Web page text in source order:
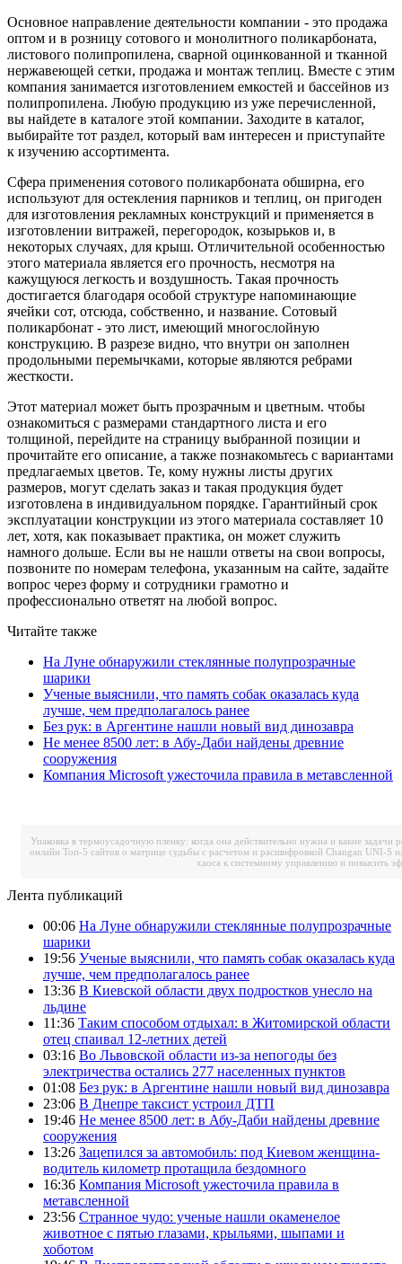
Основное направление деятельности компании - это продажа
оптом и в розницу сотового и монолитного поликарбоната,
листового полипропилена, сварной оцинкованной и тканной
нержавеющей сетки, продажа и монтаж теплиц. Вместе с этим
компания занимается изготовлением емкостей и бассейнов из
полипропилена. Любую продукцию из уже перечисленной,
вы найдете в каталоге этой компании. Заходите в каталог,
выбирайте тот раздел, который вам интересен и приступайте
к изучению ассортимента.
Сфера применения сотового поликарбоната обширна, его
используют для остекления парников и теплиц, он пригоден
для изготовления рекламных конструкций и применяется в
изготовлении витражей, перегородок, козырьков и, в
некоторых случаях, для крыш. Отличительной особенностью
этого материала является его прочность, несмотря на
кажущуюся легкость и воздушность. Такая прочность
достигается благодаря особой структуре напоминающие
ячейки сот, отсюда, собственно, и название. Сотовый
поликарбонат - это лист, имеющий многослойную
конструкцию. В разрезе видно, что внутри он заполнен
продольными перемычками, которые являются ребрами
жесткости.
Этот материал может быть прозрачным и цветным. чтобы
ознакомиться с размерами стандартного листа и его
толщиной, перейдите на страницу выбранной позиции и
прочитайте его описание, а также познакомьтесь с вариантами
предлагаемых цветов. Те, кому нужны листы других
размеров, могут сделать заказ и такая продукция будет
изготовлена в индивидуальном порядке. Гарантийный срок
эксплуатации конструкции из этого материала составляет 10
лет, хотя, как показывает практика, он может служить
намного дольше. Если вы не нашли ответы на свои вопросы,
позвоните по номерам телефона, указанным на сайте, задайте
вопрос через форму и сотрудники грамотно и
профессионально ответят на любой вопрос.
Читайте также
На Луне обнаружили стеклянные полупрозрачные
шарики
Ученые выяснили, что память собак оказалась куда
лучше, чем предполагалось ранее
Без рук: в Аргентине нашли новый вид динозавра
Не менее 8500 лет: в Абу-Даби найдены древние
сооружения
Компания Microsoft ужесточила правила в метавсленной
Упаковка в термоусадочную пленку: когда она действительно нужна и какие задачи
онлайн Топ-5 сайтов о матрице судьбы с расчетом и расшифровкой Changan UNI-S
хаоса к системному управлению и повысить
Лента публикаций
00:06 На Луне обнаружили стеклянные полупрозрачные
шарики
19:56 Ученые выяснили, что память собак оказалась куда
лучше, чем предполагалось ранее
13:36 В Киевской области двух подростков унесло на
льдине
11:36 Таким способом отдыхал: в Житомирской области
отец спаивал 12-летних детей
03:16 Во Львовской области из-за непогоды без
электричества остались 277 населенных пунктов
01:08 Без рук: в Аргентине нашли новый вид динозавра
23:06 В Днепре таксист устроил ДТП
19:46 Не менее 8500 лет: в Абу-Даби найдены древние
сооружения
13:26 Зацепился за автомобиль: под Киевом женщина-
водитель километр протащила бездомного
16:36 Компания Microsoft ужесточила правила в
метавсленной
23:56 Странное чудо: ученые нашли окаменелое
животное с пятью глазами, крыльями, шыпами и
хоботом